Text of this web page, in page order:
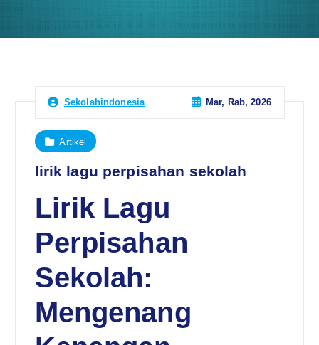
Sekolahindonesia Mar, Rab, 2026
Artikel
lirik lagu perpisahan sekolah
Lirik Lagu
Perpisahan
Sekolah:
Mengenang